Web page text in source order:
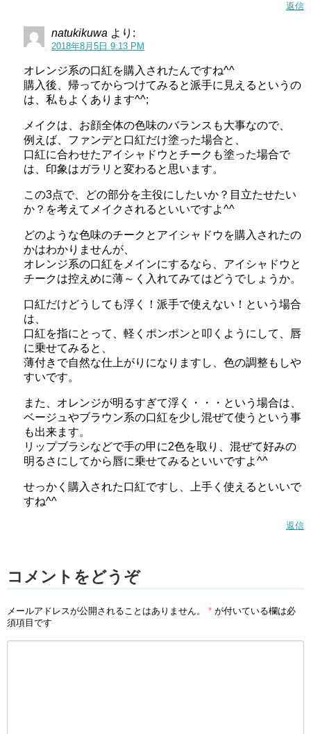
返信
natukikuwa より:
2018年8月5日 9:13 PM
オレンジ系の口紅を購入されたんですね^^
購入後、帰ってからつけてみると派手に見えるというの
は、私もよくあります^^;
メイクは、お顔全体の色味のバランスも大事なので、
例えば、ファンデと口紅だけ塗った場合と、
口紅に合わせたアイシャドウとチークも塗った場合で
は、印象はガラリと変わると思います。
この3点で、どの部分を主役にしたいか？目立たせたい
か？を考えてメイクされるといいですよ^^
どのような色味のチークとアイシャドウを購入されたの
かはわかりませんが、
オレンジ系の口紅をメインにするなら、アイシャドウと
チークは控えめに薄～く入れてみてはどうでしょうか。
口紅だけどうしても浮く！派手で使えない！という場合
は、
口紅を指にとって、軽くポンポンと叩くようにして、唇
に乗せてみると、
薄付きで自然な仕上がりになりますし、色の調整もしや
すいです。
また、オレンジが明るすぎて浮く・・・という場合は、
ベージュやブラウン系の口紅を少し混ぜて使うという事
も出来ます。
リップブラシなどで手の甲に2色を取り、混ぜて好みの
明るさにしてから唇に乗せてみるといいですよ^^
せっかく購入された口紅ですし、上手く使えるといいで
すね^^
返信
コメントをどうぞ
メールアドレスが公開されることはありません。 * が付いている欄は必
須項目です